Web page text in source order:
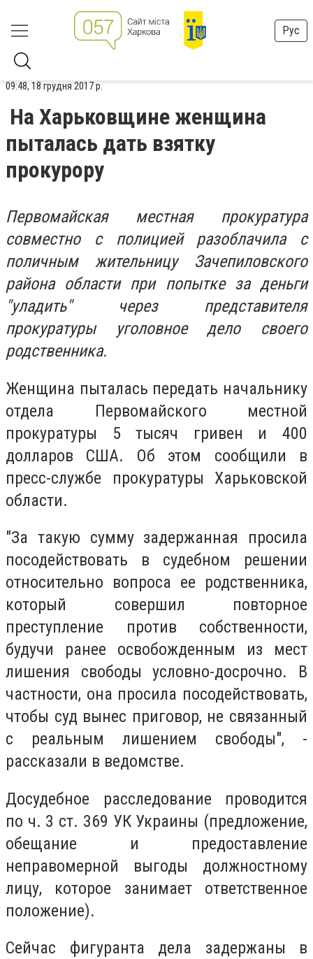
Рус
09:48, 18 грудня 2017 р.
На Харьковщине женщина
пыталась дать взятку
прокурору
Первомайская местная прокуратура
совместно с полицией разоблачила с
поличным жительницу Зачепиловского
района области при попытке за деньги
"уладить" через представителя
прокуратуры уголовное дело своего
родственника.
Женщина пыталась передать начальнику
отдела Первомайского местной
прокуратуры 5 тысяч гривен и 400
долларов США. Об этом сообщили в
пресс-службе прокуратуры Харьковской
области.
"За такую сумму задержанная просила
посодействовать в судебном решении
относительно вопроса ее родственника,
который совершил повторное
преступление против собственности,
будучи ранее освобожденным из мест
лишения свободы условно-досрочно. В
частности, она просила посодействовать,
чтобы суд вынес приговор, не связанный
с реальным лишением свободы", -
рассказали в ведомстве.
Досудебное расследование проводится
по ч. 3 ст. 369 УК Украины (предложение,
обещание и предоставление
неправомерной выгоды должностному
лицу, которое занимает ответственное
положение).
Сейчас фигуранта дела задержаны в